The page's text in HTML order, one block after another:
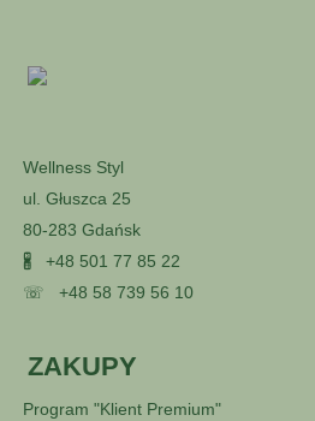
Wellness Styl
ul. Głuszca 25
80-283 Gdańsk
🖁 +48 501 77 85 22
☏ +48 58 739 56 10
ZAKUPY
Program "Klient Premium"